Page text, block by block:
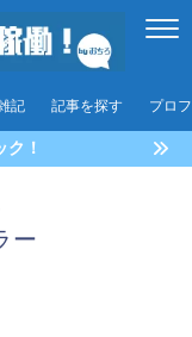
記 記事を探す プロ
ク！
ー